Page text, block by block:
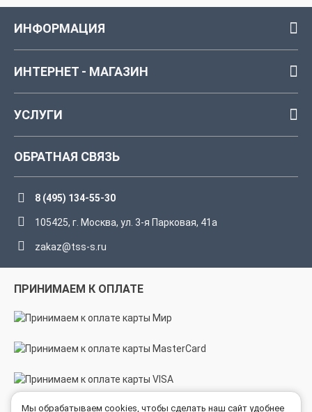
ИНФОРМАЦИЯ
ИНТЕРНЕТ - МАГАЗИН
УСЛУГИ
ОБРАТНАЯ СВЯЗЬ
8 (495) 134-55-30
105425, г. Москва, ул. 3-я Парковая, 41а
zakaz@tss-s.ru
ПРИНИМАЕМ К ОПЛАТЕ
Мы обрабатываем cookies, чтобы сделать наш сайт удобнее